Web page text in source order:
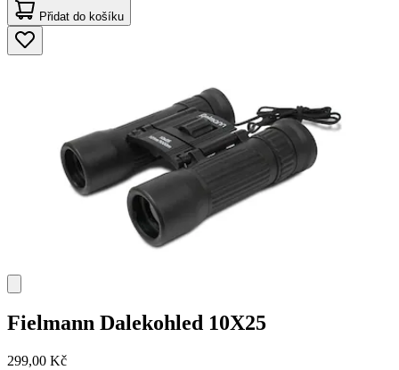
Přidat do košíku
Fielmann Dalekohled 10X25
299,00 Kč